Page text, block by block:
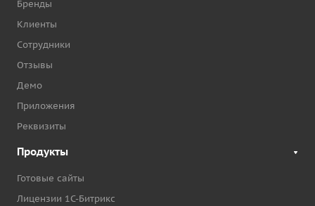
Бренды
Клиенты
Сотрудники
Отзывы
Демо
Приложения
Реквизиты
Продукты
Готовые сайты
Лицензии 1С-Битрикс